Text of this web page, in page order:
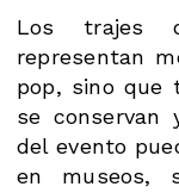
Los trajes
representan
pop, sino que
se conservan
del evento
en museos,